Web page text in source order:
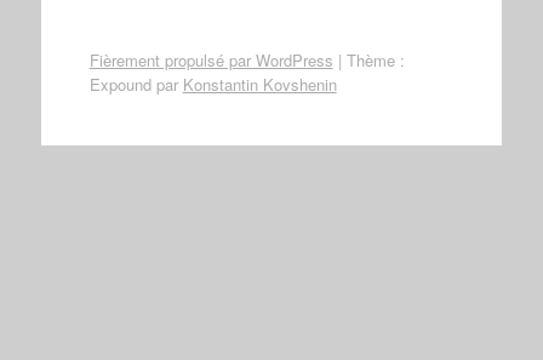
Fièrement propulsé par WordPress | Thème :
Expound par Konstantin Kovshenin